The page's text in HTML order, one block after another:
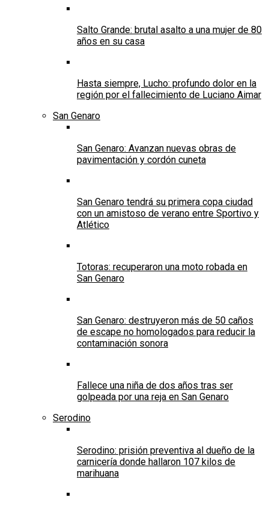
Salto Grande: brutal asalto a una mujer de 80
años en su casa
Hasta siempre, Lucho: profundo dolor en la
región por el fallecimiento de Luciano Aimar
San Genaro
San Genaro: Avanzan nuevas obras de
pavimentación y cordón cuneta
San Genaro tendrá su primera copa ciudad
con un amistoso de verano entre Sportivo y
Atlético
Totoras: recuperaron una moto robada en
San Genaro
San Genaro: destruyeron más de 50 caños
de escape no homologados para reducir la
contaminación sonora
Fallece una niña de dos años tras ser
golpeada por una reja en San Genaro
Serodino
Serodino: prisión preventiva al dueño de la
carnicería donde hallaron 107 kilos de
marihuana